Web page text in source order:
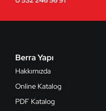
Berra Yapı
Hakkımızda
Online Katalog
PDF Katalog